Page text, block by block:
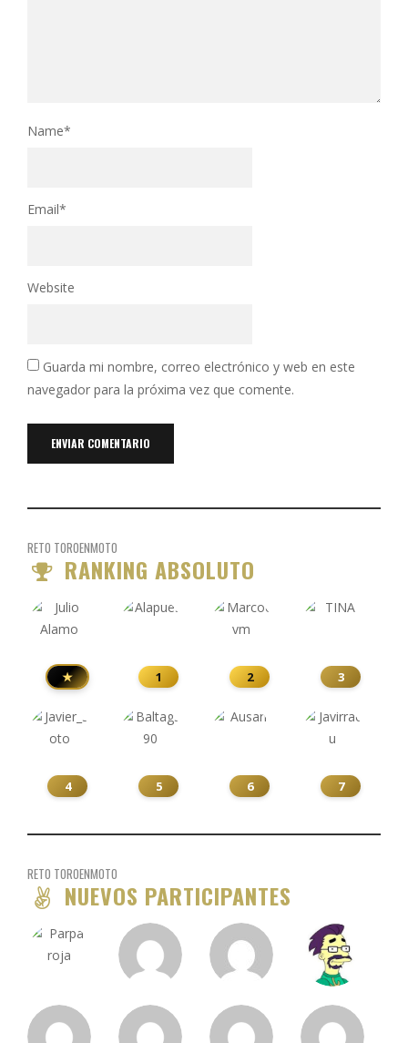
Name*
Email*
Website
Guarda mi nombre, correo electrónico y web en este
navegador para la próxima vez que comente.
RETO TOROENMOTO
RANKING ABSOLUTO
★ 1 2 3
4 5 6 7
RETO TOROENMOTO
NUEVOS PARTICIPANTES